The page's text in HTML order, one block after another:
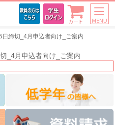
カート MENU
締切_4月申込者向け_ご案内
_4月申込者向け_ご案内